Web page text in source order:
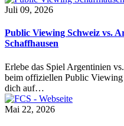
Juli 09, 2026
Public Viewing Schweiz vs.
Schaffhausen
Erlebe das Spiel Argentinien
beim offiziellen Public
dich auf…
Mai 22, 2026